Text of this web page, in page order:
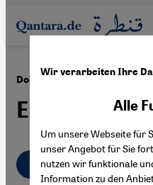
Direkt zum Inhalt springen
Dokumentarfilm "1001 Nights
Ein Tanz für
Deutsch English
Wir verarbeiten Ihre
Alle
Um unsere Webseite für
unser Angebot für Sie
nutzen wir funktionale
Information zu den